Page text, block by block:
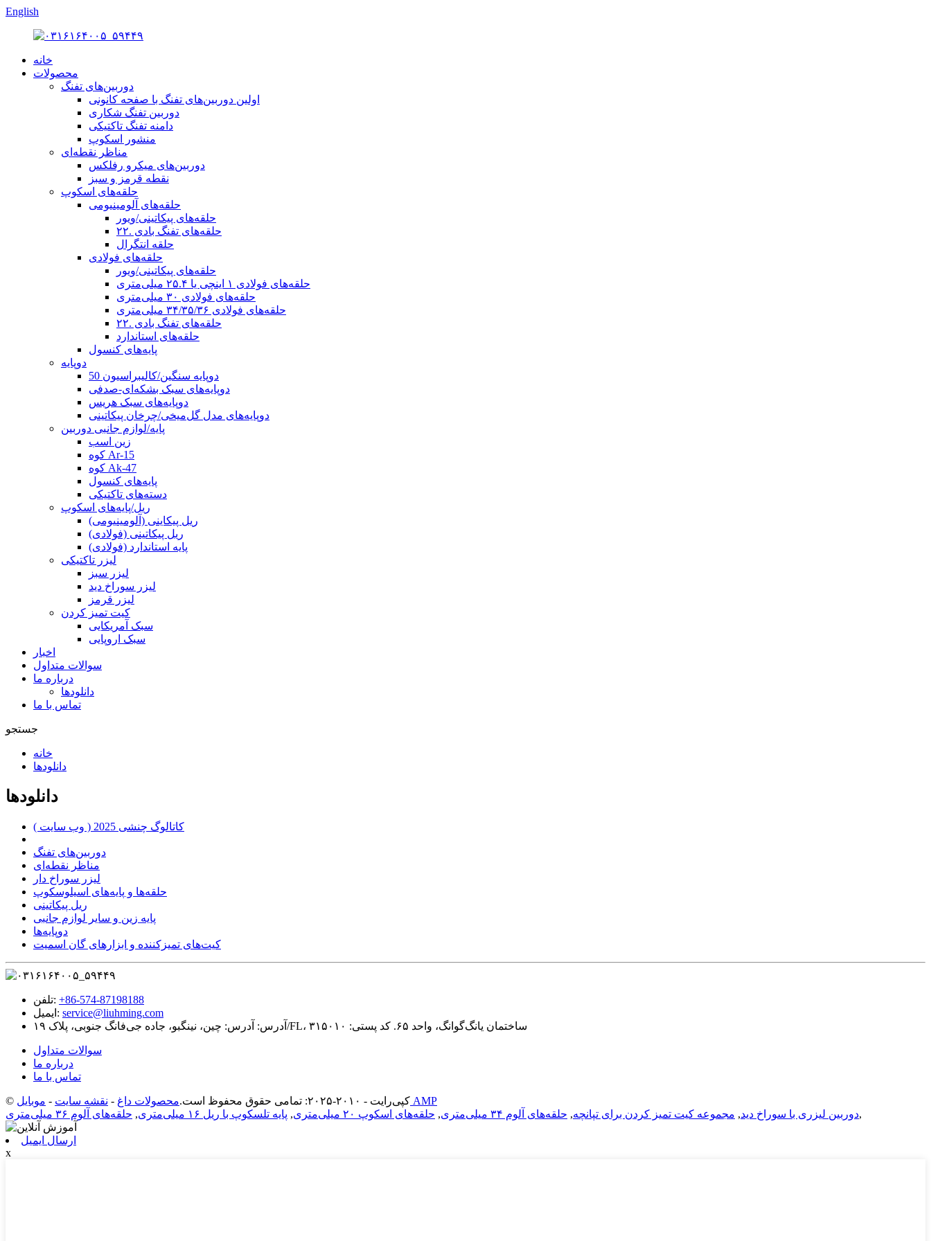
English
خانه
محصولات
دوربین‌های تفنگ
اولین دوربین‌های تفنگ با صفحه کانونی
دوربین تفنگ شکاری
دامنه تفنگ تاکتیکی
منشور اسکوپ
مناظر نقطه‌ای
دوربین‌های میکرو رفلکس
نقطه قرمز و سبز
حلقه‌های اسکوپ
حلقه‌های آلومینیومی
حلقه‌های پیکاتینی/ویور
حلقه‌های تفنگ بادی .۲۲
حلقه انتگرال
حلقه‌های فولادی
حلقه‌های پیکاتینی/ویور
حلقه‌های فولادی ۱ اینچی یا ۲۵.۴ میلی‌متری
حلقه‌های فولادی ۳۰ میلی‌متری
حلقه‌های فولادی ۳۴/۳۵/۳۶ میلی‌متری
حلقه‌های تفنگ بادی .۲۲
حلقه‌های استاندارد
پایه‌های کنسول
دوپایه
دوپایه سنگین/کالیبراسیون 50
دوپایه‌های سبک بشکه‌ای-صدفی
دوپایه‌های سبک هریس
دوپایه‌های مدل گل‌میخی/چرخان پیکاتینی
پایه/لوازم جانبی دوربین
زین اسب
کوه Ar-15
کوه Ak-47
پایه‌های کنسول
دسته‌های تاکتیکی
ریل/پایه‌های اسکوپ
ریل پیکاینی (آلومینیومی)
ریل پیکاتینی (فولادی)
پایه استاندارد (فولادی)
لیزر تاکتیکی
لیزر سبز
لیزر سوراخ دید
لیزر قرمز
کیت تمیز کردن
سبک آمریکایی
سبک اروپایی
اخبار
سوالات متداول
درباره ما
دانلودها
تماس با ما
جستجو
خانه
دانلودها
دانلودها
کاتالوگ چنشی 2025 ( وب سایت )
دوربین‌های تفنگ
مناظر نقطه‌ای
لیزر سوراخ دار
حلقه‌ها و پایه‌های اسیلوسکوپ
ریل پیکاتینی
پایه زین و سایر لوازم جانبی
دوپایه‌ها
کیت‌های تمیزکننده و ابزارهای گان اسمیت
تلفن: ‎+86-574-87198188‎
ایمیل: service@liuhming.com
آدرس:
آدرس: چین، نینگبو، جاده جی‌فانگ جنوبی، پلاک ۱۹/FL، ساختمان یانگ‌گوانگ، واحد ۶۵. کد پستی: ۳۱۵۰۱۰
سوالات متداول
درباره ما
تماس با ما
© کپی‌رایت - ۲۰۱۰-۲۰۲۵: تمامی حقوق محفوظ است. محصولات داغ - نقشه سایت -
موبایل AMP
دوربین لیزری با سوراخ دید, مجموعه کیت تمیز کردن برای تپانچه, حلقه‌های آلوم ۳۴ میلی‌متری , حلقه‌های اسکوپ ۲۰ میلی‌متری , پایه تلسکوپ با ریل ۱۶ میلی‌متری , حلقه‌های آلوم ۳۶ میلی‌متری ,
ارسال ایمیل
x